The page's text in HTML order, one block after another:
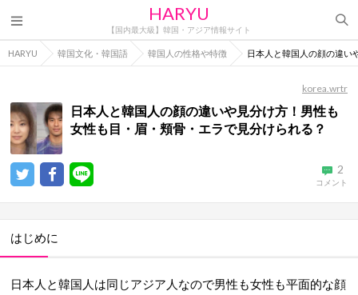
HARYU
【国内最大級】韓国・アジア情報サイト
HARYU 韓国文化・韓国語 韓国人の性格や特徴 日本人と韓国人の顔の違い
korea.wrtr
日本人と韓国人の顔の違いや見分け方！男性も
女性も目・眉・頬骨・エラで見分けられる？
2
コメント
はじめに
日本人と韓国人は同じアジア人なので男性も女性も平面的な顔